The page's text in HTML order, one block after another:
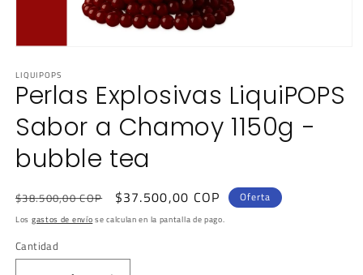
multimedia
1
en
ventana
modal
LIQUIPOPS
Perlas Explosivas LiquiPOPS
Sabor a Chamoy 1150g -
bubble tea
Precio
habitual
$38.500,00 COP
Precio
de
$37.500,00 COP Oferta
Los gastos de envío se calculan en la pantalla de pago.
Cantidad